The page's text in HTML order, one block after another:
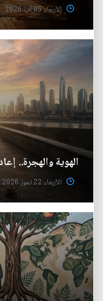
الأربعاء 05 آب 2026
الهوية والهجرة..
الأربعاء 22 تموز 2026